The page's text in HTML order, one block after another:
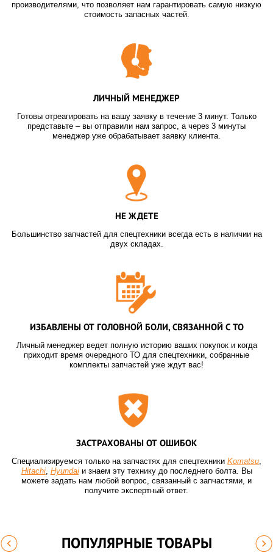
производителями, что позволяет нам гарантировать самую низкую
стоимость запасных частей.
ЛИЧНЫЙ МЕНЕДЖЕР
Готовы отреагировать на вашу заявку в течение 3 минут. Только
представьте – вы отправили нам запрос, а через 3 минуты
менеджер уже обрабатывает заявку клиента.
НЕ ЖДЕТЕ
Большинство запчастей для спецтехники всегда есть в наличии на
двух складах.
ИЗБАВЛЕНЫ ОТ ГОЛОВНОЙ БОЛИ, СВЯЗАННОЙ С ТО
Личный менеджер ведет полную историю ваших покупок и когда
приходит время очередного ТО для спецтехники, собранные
комплекты запчастей уже ждут вас!
ЗАСТРАХОВАНЫ ОТ ОШИБОК
Специализируемся только на запчастях для спецтехники Komatsu,
Hitachi, Hyundaiи знаем эту технику до последнего болта. Вы
можете задать нам любой вопрос, связанный с запчастями, и
получите экспертный ответ.
ПОПУЛЯРНЫЕ ТОВАРЫ